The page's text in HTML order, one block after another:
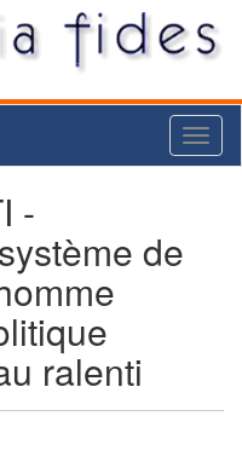
-
de
ralenti